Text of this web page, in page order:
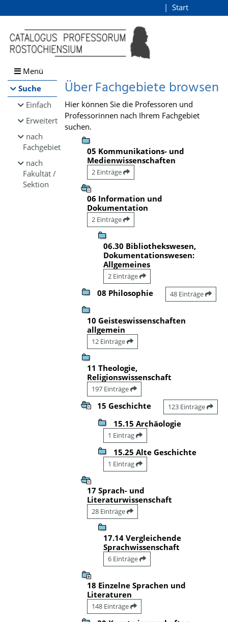
Browsen
direkt zum Inhalt
Start
Menü
Suche
Einfach
Erweitert
nach
Fachgebiet
nach
Fakultät /
Sektion
Über Fachgebiete browsen
Hier können Sie die Professoren und
Professorinnen nach Ihrem Fachgebiet
suchen.
05 Kommunikations- und
Medienwissenschaften
2 Einträge
06 Information und
Dokumentation
2 Einträge
06.30 Bibliothekswesen,
Dokumentationswesen:
Allgemeines
2 Einträge
08 Philosophie 48 Einträge
10 Geisteswissenschaften
allgemein
12 Einträge
11 Theologie,
Religionswissenschaft
197 Einträge
15 Geschichte 123 Einträge
15.15 Archäologie
1 Eintrag
15.25 Alte Geschichte
1 Eintrag
17 Sprach- und
Literaturwissenschaft
28 Einträge
17.14 Vergleichende
Sprachwissenschaft
6 Einträge
18 Einzelne Sprachen und
Literaturen
148 Einträge